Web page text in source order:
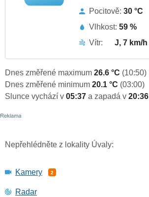
Pocitově: 30 °C
Vlhkost: 59 %
Vítr:
J, 7 km/h
Dnes změřené maximum 26.6 °C (10:50)
Dnes změřené minimum 20.1 °C (03:00)
Slunce vychází v 05:37 a zapadá v 20:36
Nepřehlédněte z lokality Úvaly:
Kamery 2
Radar